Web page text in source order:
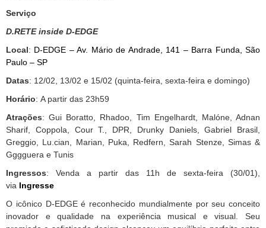
Serviço
D.RETE inside D-EDGE
Local: D-EDGE – Av. Mário de Andrade, 141 – Barra Funda, São
Paulo – SP
Datas: 12/02, 13/02 e 15/02 (quinta-feira, sexta-feira e domingo)
Horário: A partir das 23h59
Atrações: Gui Boratto, Rhadoo, Tim Engelhardt, Malóne, Adnan
Sharif, Coppola, Cour T., DPR, Drunky Daniels, Gabriel Brasil,
Greggio, Lu.cian, Marian, Puka, Redfern, Sarah Stenze, Simas &
Gggguera e Tunis
Ingressos: Venda a partir das 11h de sexta-feira (30/01),
via Ingresse
O icônico D-EDGE é reconhecido mundialmente por seu conceito
inovador e qualidade na experiência musical e visual. Seu